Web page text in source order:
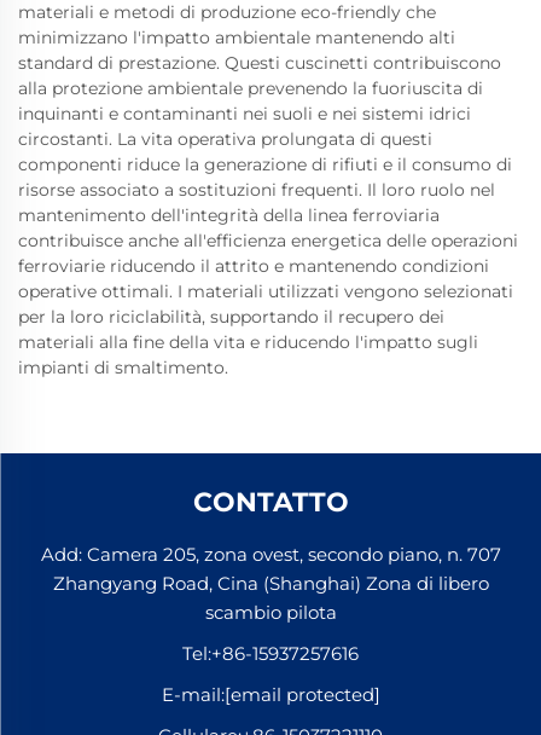
materiali e metodi di produzione eco-friendly che
minimizzano l'impatto ambientale mantenendo alti
standard di prestazione. Questi cuscinetti contribuiscono
alla protezione ambientale prevenendo la fuoriuscita di
inquinanti e contaminanti nei suoli e nei sistemi idrici
circostanti. La vita operativa prolungata di questi
componenti riduce la generazione di rifiuti e il consumo di
risorse associato a sostituzioni frequenti. Il loro ruolo nel
mantenimento dell'integrità della linea ferroviaria
contribuisce anche all'efficienza energetica delle operazioni
ferroviarie riducendo il attrito e mantenendo condizioni
operative ottimali. I materiali utilizzati vengono selezionati
per la loro riciclabilità, supportando il recupero dei
materiali alla fine della vita e riducendo l'impatto sugli
impianti di smaltimento.
CONTATTO
Add: Camera 205, zona ovest, secondo piano, n. 707
Zhangyang Road, Cina (Shanghai) Zona di libero
scambio pilota
Tel:+86-15937257616
E-mail:[email protected]